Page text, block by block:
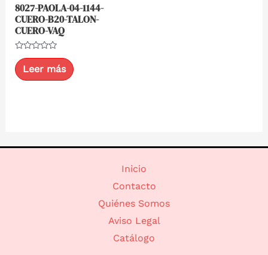
8027-PAOLA-04-1144-
CUERO-B20-TALON-
CUERO-VAQ
Valorado
con
0
de
Leer más
Inicio
Contacto
Quiénes Somos
Aviso Legal
Catálogo